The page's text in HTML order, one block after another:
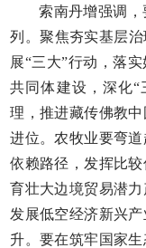
索南丹增强调
列。聚焦夯实基层
展“三大”行动，落
共同体建设，深化“
理，推进藏传佛教
进位。农牧业要弯
依赖路径，发挥比
育壮大边境贸易潜
发展低空经济新兴
升。要在筑牢国家